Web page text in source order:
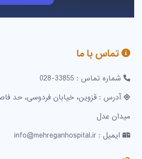
تماس با ما
شماره تماس : 33855-028
آدرس : قزوین، خیابان فردوسی، حد
میدان عدل
ایمیل : info@mehreganhospital.ir